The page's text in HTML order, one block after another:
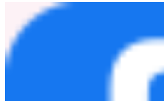
TiDB is backed by Sequoia Capital,
Technology Ventures, Coatue
Website: